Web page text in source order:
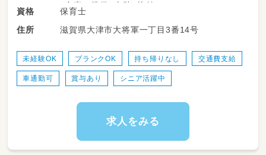
・食事の準備、介助、片付け
・排泄介助、着替えの援助
・園の開園準備、お迎え
・記録や立案保育計画の作成（年間の指導計画、
月々の計画案、週案の作成）など
https://keceg.jp/school/hoppa-taishogun/
資格
保育士
住所
滋賀県大津市大将軍一丁目3番14号
未経験OK ブランクOK 持ち帰りなし 交通費支給
車通勤可 賞与あり シニア活躍中
求人をみる